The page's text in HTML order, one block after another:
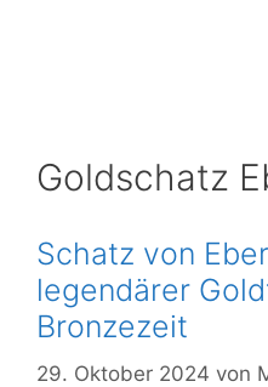
Goldschatz
Schatz von
legendärer
Bronzezeit
29. Oktober 2024 von